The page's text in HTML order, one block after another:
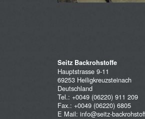
Seitz Backrohstoffe
Hauptstrasse 9-11
69253 Heiligkreuzsteinach
Deutschland
Tel.: +0049 (06220) 911 209
Fax.: +0049 (06220) 6805
E Mail: info@seitz-